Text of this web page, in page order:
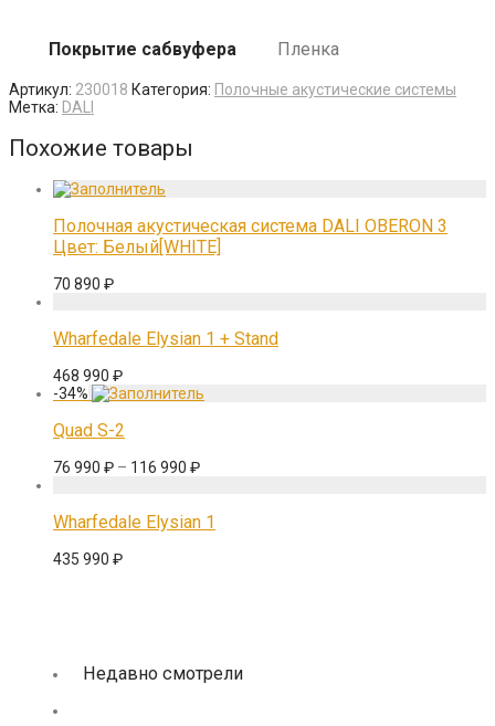
Покрытие сабвуфера Пленка
Артикул: 230018 Категория: Полочные акустические системы
Метка: DALI
Похожие товары
Полочная акустическая система DALI OBERON 3
Цвет: Белый[WHITE]
70 890 ₽
Wharfedale Elysian 1 + Stand
468 990 ₽
-34%
Quad S-2
76 990 ₽ – 116 990 ₽
Wharfedale Elysian 1
435 990 ₽
Недавно смотрели